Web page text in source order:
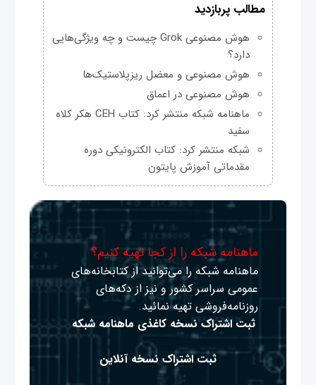
مطالب پربازدید
هوش مصنوعی Grok چیست و چه ویژگی‌هایی
دارد؟
هوش مصنوعی و معضل ریزپلاستیک‌ها
هوش مصنوعی در اعماق
ماهنامه شبکه منتشر کرد: کتاب CEH هکر کلاه
سفید
شبکه منتشر کرد: کتاب الکترونیکی دوره
مقدماتی آموزش پایتون
ماهنامه شبکه را از کجا تهیه کنیم؟
ماهنامه شبکه را می‌توانید از کتابخانه‌های
عمومی سراسر کشور و نیز از دکه‌های
روزنامه‌فروشی تهیه نمائید.
ثبت اشتراک نسخه کاغذی ماهنامه شبکه
ثبت اشتراک نسخه آنلاین